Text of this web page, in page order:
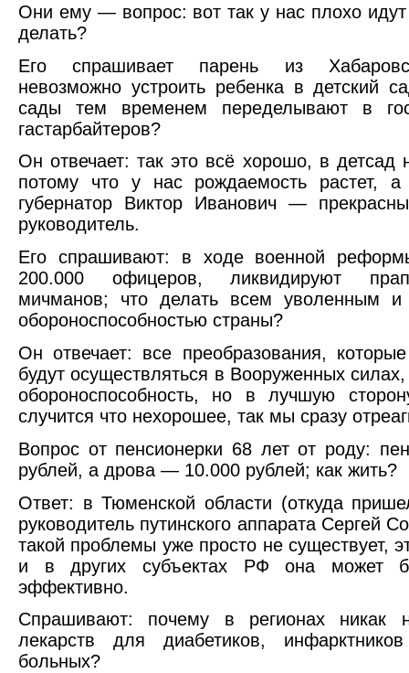
Они ему — вопрос: вот так у нас плохо
делать?
Его спрашивает парень из
невозможно устроить ребенка в детский
сады тем временем переделывают в
гастарбайтеров?
Он отвечает: так это всё хорошо, в детсад
потому что у нас рождаемость растет, а
губернатор Виктор Иванович —
руководитель.
Его спрашивают: в ходе военной
200.000 офицеров, ликвидируют
мичманов; что делать всем уволенным и
обороноспособностью страны?
Он отвечает: все преобразования,
будут осуществляться в Вооруженных
обороноспособность, но в лучшую
случится что нехорошее, так мы сразу
Вопрос от пенсионерки 68 лет от роду:
рублей, а дрова — 10.000 рублей; как жить?
Ответ: в Тюменской области (откуда
руководитель путинского аппарата Сергей
такой проблемы уже просто не существует,
и в других субъектах РФ она может
эффективно.
Спрашивают: почему в регионах никак
лекарств для диабетиков,
больных?